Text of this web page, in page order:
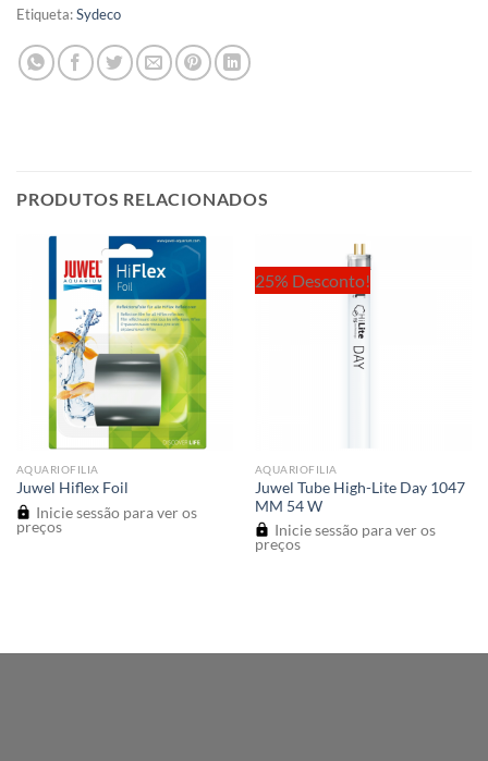
Etiqueta:Sydeco
PRODUTOS RELACIONADOS
AQUARIOFILIA
Juwel Hiflex Foil
Inicie sessão para ver os
preços
25% Desconto!
AQUARIOFILIA
Juwel Tube High-Lite Day 1047
MM 54 W
Inicie sessão para ver os
preços